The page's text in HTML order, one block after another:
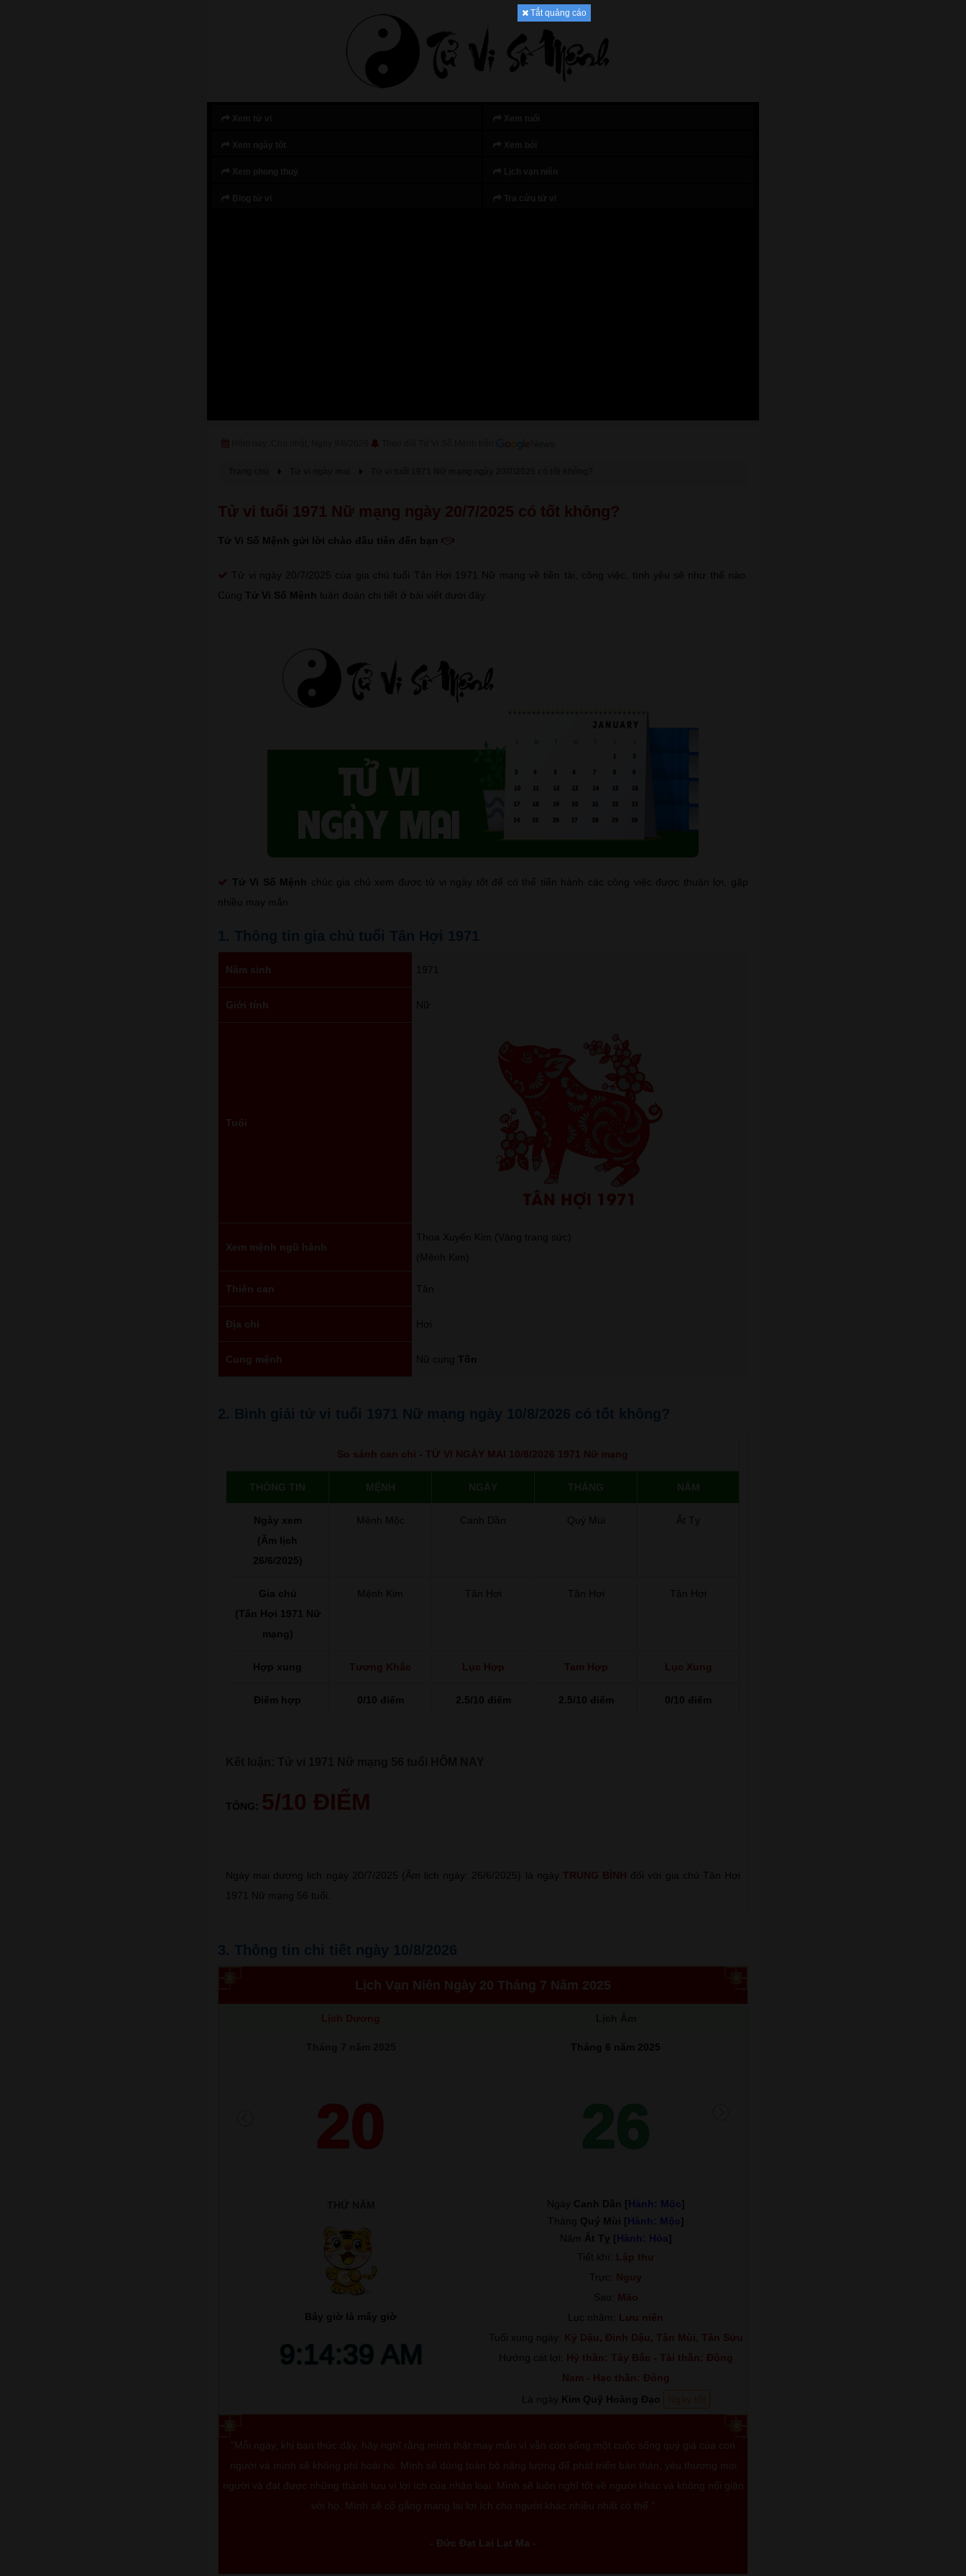
Tắt quảng cáo
Tử vi tuổi 1971 Nữ mạng ngày 20/7/2025 có tốt không?
Tử Vi Số Mệnh gửi lời chào đầu tiên đến bạn
Tử vi ngày 20/7/2025 của gia chủ tuổi Tân Hợi 1971 Nữ mạng về tiền tài, công việc, tình yêu sẽ như thế nào.
Cùng Tử Vi Số Mệnh luận đoán chi tiết ở bài viết dưới đây.
Tử Vi Số Mệnh chúc gia chủ xem được tử vi ngày tốt để có thể tiến hành các công việc được thuận lợi, gặp
nhiều may mắn.
1. Thông tin gia chủ tuổi Tân Hợi 1971
Năm sinh 1971
Giới tính Nữ
Tuổi
TÂN HỢI 1971
Xem mệnh ngũ hành
Thoa Xuyến Kim (Vàng trang sức)
(Mệnh Kim)
Thiên can Tân
Địa chi Hợi
Cung mệnh Nữ cung Tốn
2. Bình giải tử vi tuổi 1971 Nữ mạng ngày 10/8/2026 có tốt không?
So sánh can chi - TỬ VI NGÀY MAI 10/8/2026 1971 Nữ mạng
THÔNG TIN MỆNH NGÀY THÁNG NĂM
Ngày xem
(Âm lịch
26/6/2025)
Mệnh Mộc Canh Dần Quý Mùi Ất Tỵ
Gia chủ
(Tân Hợi 1971 Nữ
mạng)
Mệnh Kim Tân Hợi Tân Hợi Tân Hợi
Hợp xung Tương Khắc Lục Hợp Tam Hợp Lục Xung
Điểm hợp 0/10 điểm 2.5/10 điểm 2.5/10 điểm 0/10 điểm
TỔNG: 5/10 ĐIỂM
Ngày mai dương lịch ngày 20/7/2025 (Âm lịch ngày: 26/6/2025) là ngày TRUNG BÌNH đối với gia chủ Tân Hợi
1971 Nữ mạng 56 tuổi.
3. Thông tin chi tiết ngày 10/8/2026
Lịch Vạn Niên Ngày 20 Tháng 7 Năm 2025
Lịch Dương
Tháng 6 năm 2025
20 26
Bây giờ là mấy giờ
9:14:40 AM
Ngày Canh Dần [Hành: Mộc]
Tháng Quý Mùi [Hành: Mộc]
Năm Ất Tỵ [Hành: Hỏa]
Tiết khí: Lập thu
Trực: Nguy
Sao: Mão
Lục nhâm: Lưu niên
Tuổi xung ngày: Kỷ Dậu, Đinh Dậu, Tân Mùi, Tân Sửu
Hướng cát lợi: Hỷ thần: Tây Bắc - Tài thần: Đông
Nam - Hạc thần: Đông
Là ngày Kim Quỹ Hoàng Đạo Ngày tốt
"Mỗi ngày, khi bạn thức dậy, hãy nghĩ rằng mình thật may mắn vì vẫn còn sống một cuộc sống quý giá của con
người và mình sẽ không phí hoài nó. Mình sẽ dùng toàn bộ năng lượng để phát triển bản thân, yêu thương mọi
người và đạt được những thành tựu vì lợi ích của nhân loại. Mình sẽ luôn nghĩ tốt về người khác và không nổi giận
với họ. Mình sẽ cố gắng mang lại lợi ích cho người khác nhiều nhất có thể."
- Đức Đạt Lai Lạt Ma -